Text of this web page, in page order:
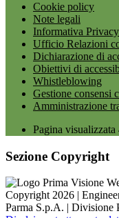
Cookie policy
Note legali
Informativa Privacy
Ufficio Relazioni
Dichiarazione di
Obiettivi di
Whistleblowing
Gestione consensi
Amministrazione
Pagina visualizzata
Sezione Copyright
Copyright 2026 |
Parma S.p.A. |